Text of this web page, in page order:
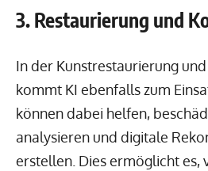
3. Restaurierung und
In der Kunstrestaurierung
kommt KI ebenfalls zum
können dabei helfen,
analysieren und digitale
erstellen. Dies ermöglicht es,